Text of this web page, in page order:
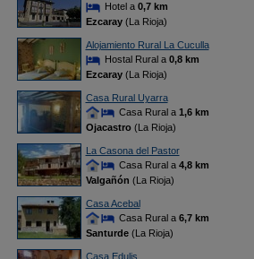
Hotel a 0,7 km
Ezcaray(La Rioja)
Alojamiento Rural La Cuculla
Hostal Rural a 0,8 km
Ezcaray(La Rioja)
Casa Rural Uyarra
Casa Rural a 1,6 km
Ojacastro(La Rioja)
La Casona del Pastor
Casa Rural a 4,8 km
Valgañón (La Rioja)
Casa Acebal
Casa Rural a 6,7 km
Santurde(La Rioja)
Casa Edulis